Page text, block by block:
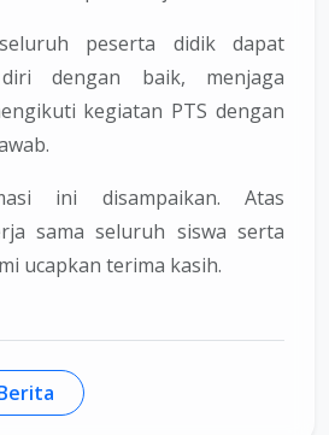
peserta didik dapat
diri dengan baik, menjaga
kegiatan PTS dengan
ini disampaikan. Atas
sama seluruh siswa serta
ucapkan terima kasih.